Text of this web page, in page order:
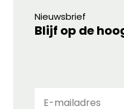
Nieuwsbrief
Blijf op de